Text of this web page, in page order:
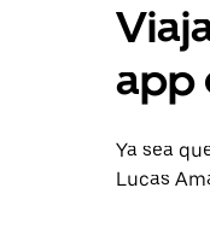
app
Ya sea
Lucas